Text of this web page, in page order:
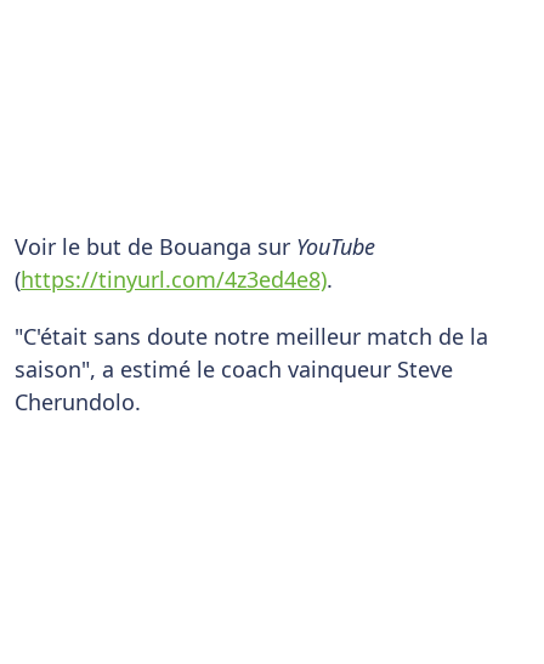
Voir le but de Bouanga sur YouTube
(https://tinyurl.com/4z3ed4e8).
"C'était sans doute notre meilleur match de la
saison", a estimé le coach vainqueur Steve
Cherundolo.